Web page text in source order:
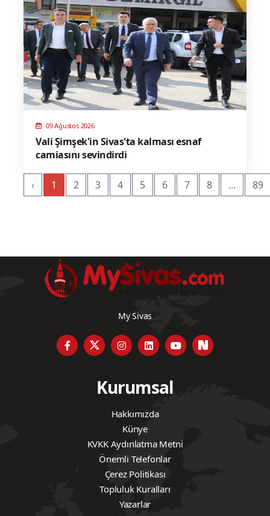
09 Ağustos 2026
Vali Şimşek'in Sivas'ta kalması esnaf
camiasını sevindirdi
‹ 1 2 3 4 5 6 7 8 ... 89
My Sivas
Kurumsal
Hakkımızda
Künye
KVKK Aydınlatma Metni
Önemli Telefonlar
Çerez Politikası
Topluluk Kuralları
Yazarlar